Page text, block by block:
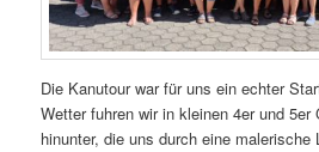
Die Kanutour war für uns ein echter
Wetter fuhren wir in kleinen 4er und 5er
hinunter, die uns durch eine malerische